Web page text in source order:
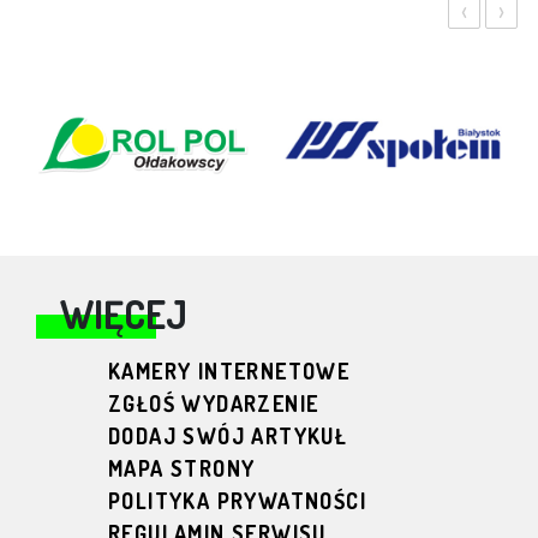
‹ ›
WIĘCEJ
KAMERY INTERNETOWE
ZGŁOŚ WYDARZENIE
DODAJ SWÓJ ARTYKUŁ
MAPA STRONY
POLITYKA PRYWATNOŚCI